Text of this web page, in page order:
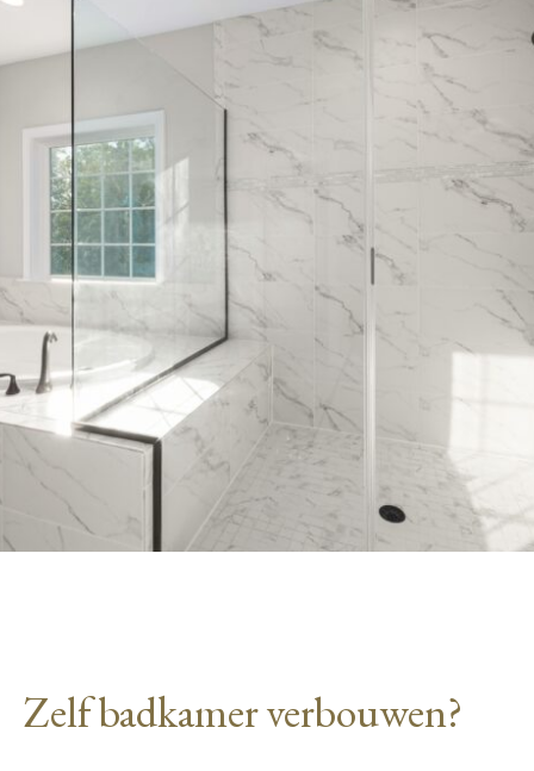
Zelf badkamer verbouwen?